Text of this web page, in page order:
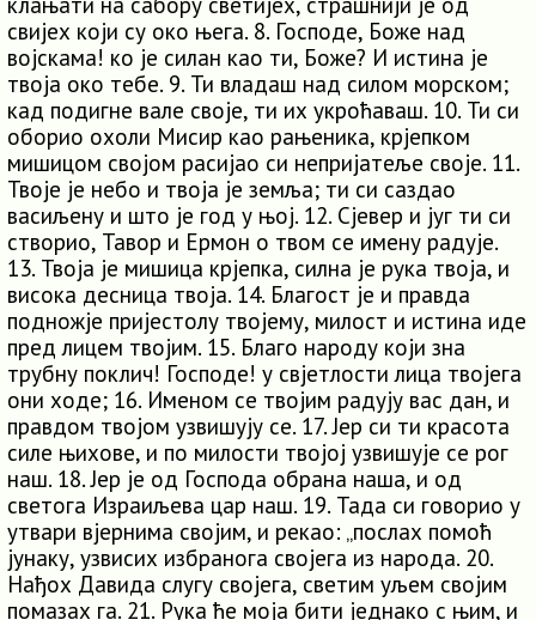
свијех који су око њега. 8. Господе, Боже над
војскама! ко је силан као ти, Боже? И истина је
твоја око тебе. 9. Ти владаш над силом морском;
кад подигне вале своје, ти их укроћаваш. 10. Ти си
оборио охоли Мисир као рањеника, крјепком
мишицом својом расијао си непријатеље своје. 11.
Твоје је небо и твоја је земља; ти си саздао
васиљену и што је год у њој. 12. Сјевер и југ ти си
створио, Тавор и Ермон о твом се имену радује.
13. Твоја је мишица крјепка, силна је рука твоја, и
висока десница твоја. 14. Благост је и правда
подножје пријестолу твојему, милост и истина иде
пред лицем твојим. 15. Благо народу који зна
трубну поклич! Господе! у свјетлости лица твојега
они ходе; 16. Именом се твојим радују вас дан, и
правдом твојом узвишују се. 17. Јер си ти красота
силе њихове, и по милости твојој узвишује се рог
наш. 18. Јер је од Господа обрана наша, и од
светога Израиљева цар наш. 19. Тада си говорио у
утвари вјернима својим, и рекао: „послах помоћ
јунаку, узвисих избранога својега из народа. 20.
Нађох Давида слугу својега, светим уљем својим
помазах га. 21. Рука ће моја бити једнако с њим, и